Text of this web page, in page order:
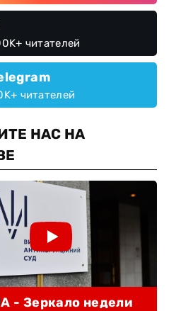
читателей
читателей
НАС НА
- Зеркало недели